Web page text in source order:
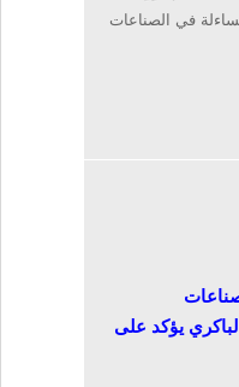
في الصناعات
يؤكد على